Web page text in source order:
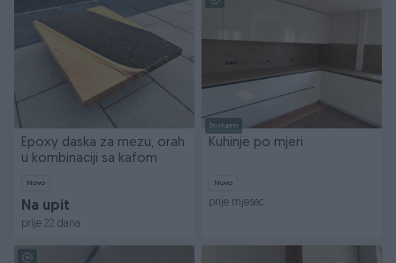
Epoxy daska za mezu, orah
u kombinaciji sa kafom
Novo
Na upit
prije 22 dana
Dostupno
Kuhinje po mjeri
Novo
prije mjesec